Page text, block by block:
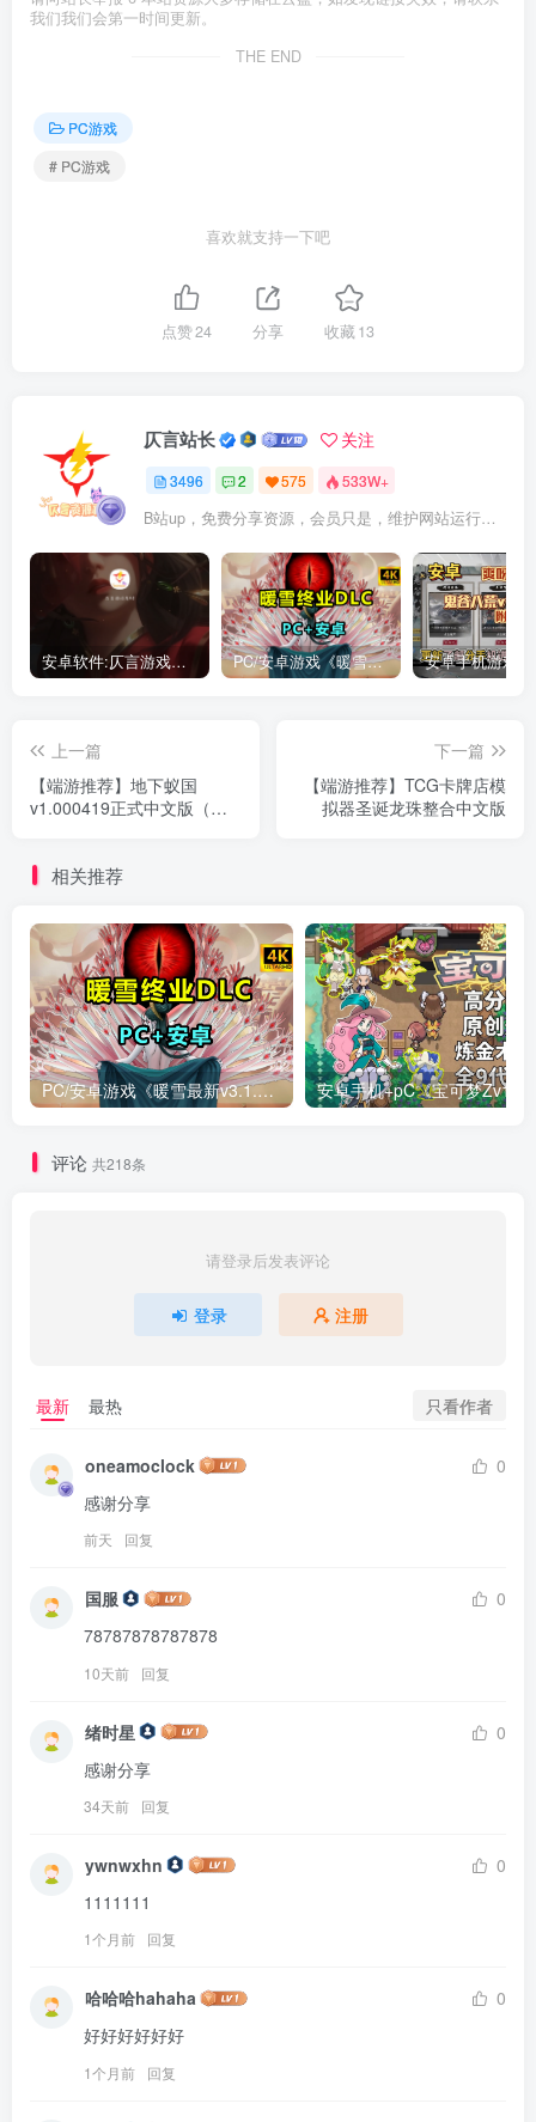
我们我们会第一时间更新。
THE END
PC游戏
# PC游戏
喜欢就支持一下吧
点赞24 分享 收藏13
仄言站长 关注
3496 2 575 533W+
B站up，免费分享资源，会员只是，维护网站运行，会员权利为可以支持本地下载，更多内容，敬请期待！
安卓软件:仄言游戏库4.0APP全新上架了！没有下的赶紧下载呀！ PC/安卓游戏《暖雪最新v3.1.0.1》终业DLC整合版！
上一篇
【端游推荐】地下蚁国
v1.000419正式中文版（解
下一篇
【端游推荐】TCG卡牌店模
拟器圣诞龙珠整合中文版
相关推荐
PC/安卓游戏《暖雪最新v3.1.0.1》终业DLC整合版！
评论 共218条
请登录后发表评论
登录 注册
最新 最热 只看作者
oneamoclock
0
感谢分享
前天 回复
国服
0
78787878787878
10天前 回复
绪时星
0
感谢分享
34天前 回复
ywnwxhn
0
1111111
1个月前 回复
哈哈哈hahaha
0
好好好好好好
1个月前 回复